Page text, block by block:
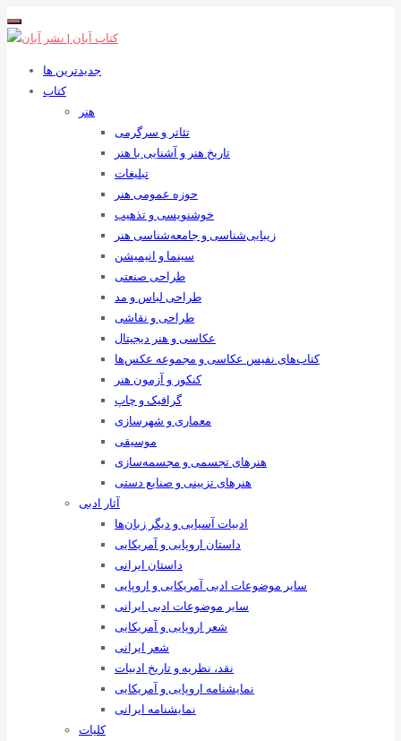
جدیدترین ها
کتاب
هنر
تئاتر و سرگرمی
تاریخ هنر و آشنایی با هنر
تبلیغات
حوزه عمومی هنر
خوشنویسی و تذهیب
زیبایی‌شناسی و جامعه‌شناسی هنر
سینما و انیمیشن
طراحی صنعتی
طراحی لباس و مد
طراحی و نقاشی
عکاسی و هنر دیجیتال
کتاب‌های نفیس عکاسی و مجموعه عکس‌ها
کنکور و آزمون هنر
گرافیک و چاپ
معماری و شهرسازی
موسیقی
هنرهای ‌تجسمی و مجسمه‌سازی
هنرهای تزیینی و صنایع ‌دستی
آثار ادبی
ادبیات آسیایی و دیگر زبان‌ها
داستان اروپایی و آمریکایی
داستان ایرانی
سایر موضوعات ادبی آمریکایی و اروپایی
سایر موضوعات ادبی ایرانی
شعر اروپایی و آمریکایی
شعر ایرانی
نقد، نظریه و تاریخ ادبیات
نمایشنامه اروپایی و آمریکایی
نمایشنامه ایرانی
کلیات